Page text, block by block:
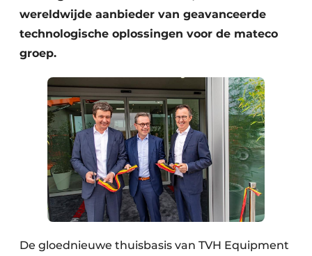
wereldwijde aanbieder van geavanceerde
technologische oplossingen voor de mateco
groep.
De gloednieuwe thuisbasis van TVH Equipment